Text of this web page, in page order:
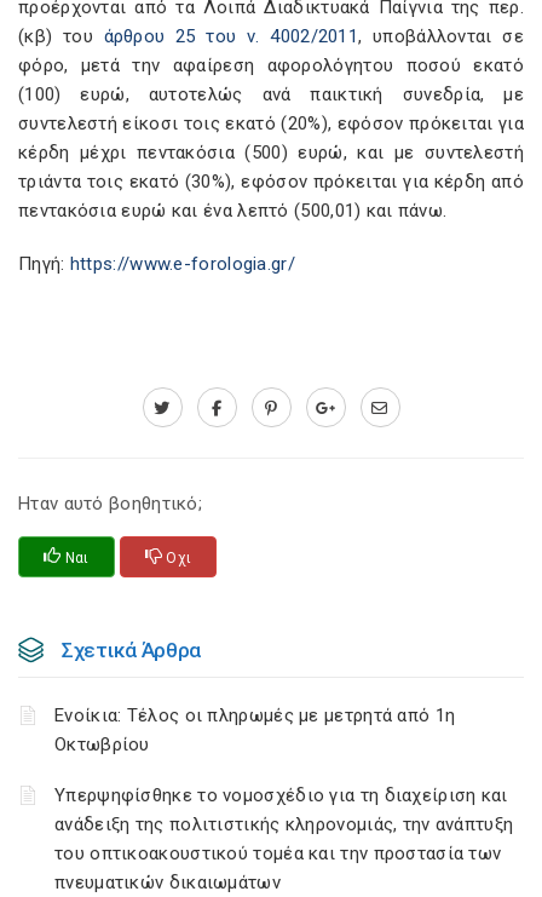
προέρχονται από τα Λοιπά Διαδικτυακά Παίγνια της περ.
(κβ) του άρθρου 25 του ν. 4002/2011, υποβάλλονται σε
φόρο, μετά την αφαίρεση αφορολόγητου ποσού εκατό
(100) ευρώ, αυτοτελώς ανά παικτική συνεδρία, με
συντελεστή είκοσι τοις εκατό (20%), εφόσον πρόκειται για
κέρδη μέχρι πεντακόσια (500) ευρώ, και με συντελεστή
τριάντα τοις εκατό (30%), εφόσον πρόκειται για κέρδη από
πεντακόσια ευρώ και ένα λεπτό (500,01) και πάνω.
Πηγή: https://www.e-forologia.gr/
Ηταν αυτό βοηθητικό;
Ναι Οχι
Σχετικά Άρθρα
Ενοίκια: Τέλος οι πληρωμές με μετρητά από 1η
Οκτωβρίου
Υπερψηφίσθηκε το νομοσχέδιο για τη διαχείριση και
ανάδειξη της πολιτιστικής κληρονομιάς, την ανάπτυξη
του οπτικοακουστικού τομέα και την προστασία των
πνευματικών δικαιωμάτων